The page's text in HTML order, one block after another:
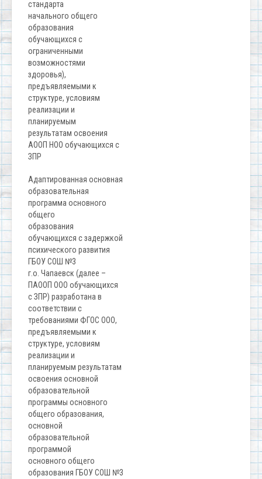
стандарта
начального общего
образования
обучающихся с
ограниченными
возможностями
здоровья),
предъявляемыми к
структуре, условиям
реализации и
планируемым
результатам освоения
АООП НОО обучающихся с
ЗПР
Адаптированная основная
образовательная
программа основного
общего
образования
обучающихся с задержкой
психического развития
ГБОУ СОШ №3
г.о. Чапаевск (далее –
ПАООП ООО обучающихся
с ЗПР) разработана в
соответствии с
требованиями ФГОС ООО,
предъявляемыми к
структуре, условиям
реализации и
планируемым результатам
освоения основной
образовательной
программы основного
общего образования,
основной
образовательной
программой
основного общего
образования ГБОУ СОШ №3